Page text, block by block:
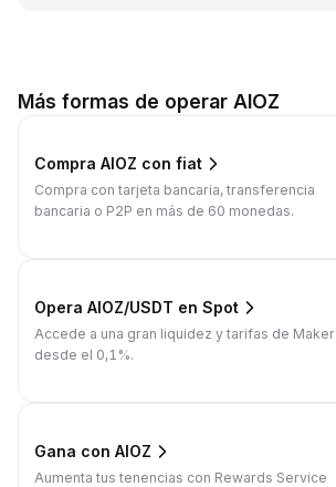
Más formas de operar AIOZ
Compra AIOZ con fiat
Compra con tarjeta bancaria, transferencia
bancaria o P2P en más de 60 monedas.
Opera AIOZ/USDT en Spot
Accede a una gran liquidez y tarifas de Maker
desde el 0,1%.
Gana con AIOZ
Aumenta tus tenencias con Rewards Service